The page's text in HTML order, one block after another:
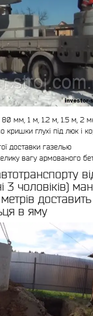
мм, 1 м, 1.2 м, 1.5 м, 2
кришки глухі під люк і
доставки газелью
вагу армованого
чоловіків)
доставить
в яму